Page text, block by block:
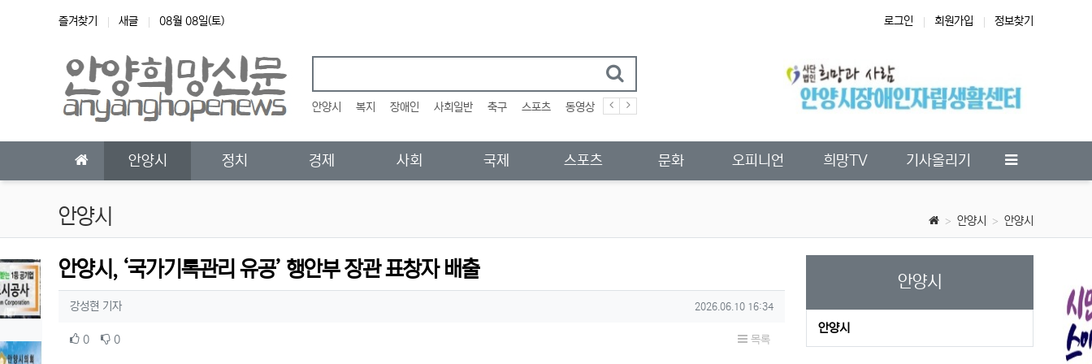
상단 네비즐겨찾기 새글 08월 08일(토) 로그인 회원가입 정보찾기
안양시 복지 장애인 사회일반 축구 스포츠 동영상
안양시 정치 경제 사회 국제 스포츠 문화 오피니언 희망TV 기사올리기
안양시 안양시 안양시
안양시, ‘국가기록관리 유공’ 행안부 장관 표창자 배출
작성자 정보
강성현 기자작성 작성일
2026.06.10 16:34
컨텐츠 정보
0추천 0비추천 목록
안양시
안양시